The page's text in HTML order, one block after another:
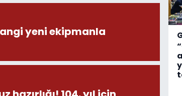
yeni ekipmanla